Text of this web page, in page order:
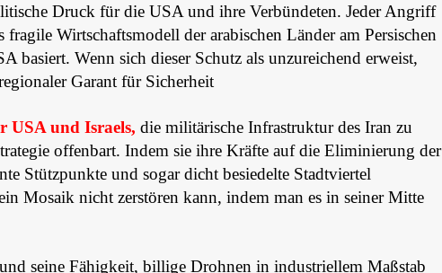
Druck für die USA und ihre Verbündeten. Jeder Angriff
Wirtschaftsmodell der arabischen Länder am Persischen
basiert. Wenn sich dieser Schutz als unzureichend erweist,
Garant für Sicherheit
USA und Israels, die militärische Infrastruktur des Iran zu
offenbart. Indem sie ihre Kräfte auf die Eliminierung der
Stützpunkte und sogar dicht besiedelte Stadtviertel
Mosaik nicht zerstören kann, indem man es in seiner Mitte
und seine Fähigkeit, billige Drohnen in industriellem Maßstab